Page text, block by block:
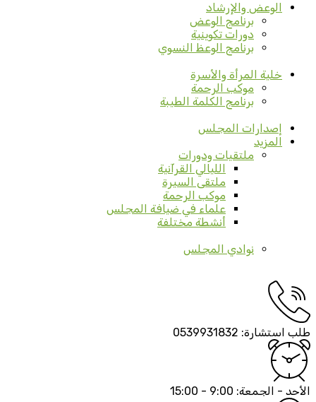
الوعض والإرشاد
برنامج الوعض
دورات تكوينية
برنامج الوعظ النسوي
خلية المرأة والأسرة
موكب الرحمة
برنامج الكلمة الطيبة
إصدارات المجلس
المزيد
ملتقيات ودورات
الليالي القرآنية
ملتقى السيرة
موكب الرحمة
علماء في ضيافة المجلس
أنشطة مختلفة
نوادي المجلس
طلب استشارة: 0539931832
الأحد - الجمعة: 9:00 - 15:00